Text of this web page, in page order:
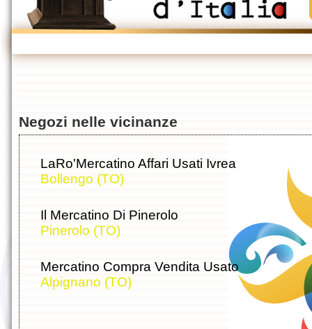
Negozi nelle vicinanze
LaRo'Mercatino Affari Usati Ivrea
Bollengo (TO)
Il Mercatino Di Pinerolo
Pinerolo (TO)
Mercatino Compra Vendita Usato
Alpignano (TO)